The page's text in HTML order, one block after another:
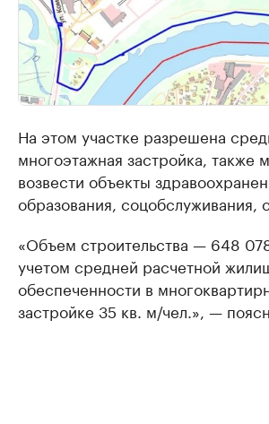
На этом участке разрешена
многоэтажная застройка, также
возвести объекты
образования, соцобслуживания,
«Объем строительства — 648
учетом средней расчетной
обеспеченности в
застройке 35 кв. м/чел.», —